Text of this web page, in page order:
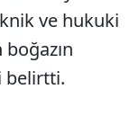
ve hukuki
belirtti.